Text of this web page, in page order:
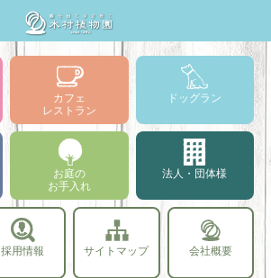
カフェ
レストラン
ドッグラン
お庭の
お手入れ
法人・団体様
採用情報 サイトマップ 会社概要